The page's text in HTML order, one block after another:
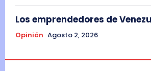
Los emprendedores de
Opinión Agosto 2, 2026